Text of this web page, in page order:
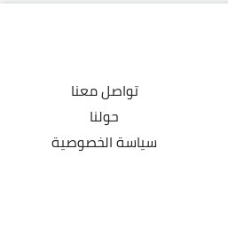
تواصل معنا
حولنا
سياسة الخصوصية